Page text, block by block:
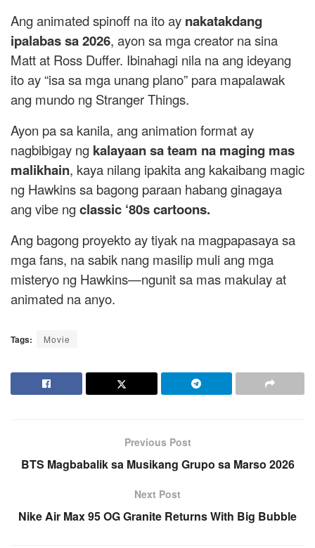
Ang animated spinoff na ito ay nakatakdang
ipalabas sa 2026, ayon sa mga creator na sina
Matt at Ross Duffer. Ibinahagi nila na ang ideyang
ito ay “isa sa mga unang plano” para mapalawak
ang mundo ng Stranger Things.
Ayon pa sa kanila, ang animation format ay
nagbibigay ng kalayaan sa team na maging mas
malikhain, kaya nilang ipakita ang kakaibang magic
ng Hawkins sa bagong paraan habang ginagaya
ang vibe ngclassic ‘80s cartoons.
Ang bagong proyekto ay tiyak na magpapasaya sa
mga fans, na sabik nang masilip muli ang mga
misteryo ng Hawkins—ngunit sa mas makulay at
animated na anyo.
Tags: Movie
Previous Post
BTS Magbabalik sa Musikang Grupo sa Marso 2026
Next Post
Nike Air Max 95 OG Granite Returns With Big Bubble